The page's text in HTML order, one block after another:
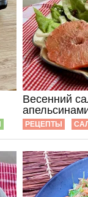
Весенний
РЕЦЕПТЫ